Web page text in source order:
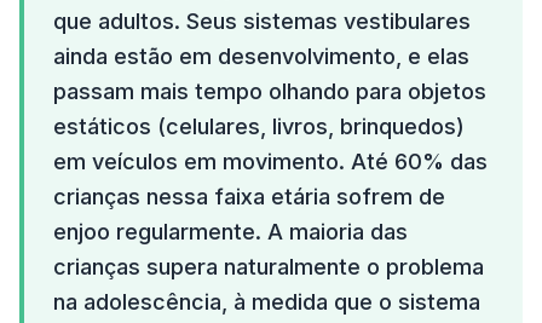
que adultos. Seus sistemas vestibulares
ainda estão em desenvolvimento, e elas
passam mais tempo olhando para objetos
estáticos (celulares, livros, brinquedos)
em veículos em movimento. Até 60% das
crianças nessa faixa etária sofrem de
enjoo regularmente. A maioria das
crianças supera naturalmente o problema
na adolescência, à medida que o sistema